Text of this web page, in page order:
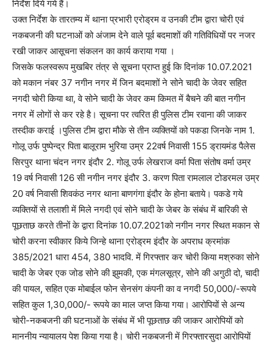
निर्देश दिये गये हैं।
उक्त निर्देश के तारतम्य में थाना प्रभारी एरोड्रम व उनकी टीम द्वारा चोरी एवं
नकबजनी की घटनाओं को अंजाम देने वाले पूर्व बदमाशों की गतिविधियों पर नजर
रखी जाकर आसूचना संकलन का कार्य कराया गया ।
जिसके फलस्वरूप मुखबिर तंत्र से सूचना प्राप्त हुई कि दिनांक 10.07.2021
को मकान नंबर 37 नगीन नगर में जिन बदमाशों ने सोने चादी के जेवर सहित
नगदी चोरी किया था, वे सोने चादी के जेवर कम किमत में बैचने की बात नगीन
नगर में लोगों से कर रहे है। सूचना पर त्वरित ही पुलिस टीम रवाना की जाकर
तस्दीक कराई ।पुलिस टीम द्वारा मौके से तीन व्यक्तियों को पकडा जिनके नाम 1.
गोलू उर्फ पुष्पेन्द्र पिता बालूराम भुरिया उम्र 22वर्ष निवासी 155 ड्रायमंड पैलेस
सिरपुर थाना चंदन नगर इंदौर 2. गोलू उर्फ लेखराज वर्मा पिता संतोष वर्मा उम्र
19 वर्ष निवासी 126 सी नगीन नगर इंदौर 3. करण पिता रामलाल टोडरमल उम्र
20 वर्ष निवासी शिवकंठ नगर थाना बाणगंगा इंदौर के होना बताये। पकडे गये
व्यक्तियों से तलाशी में मिले नगदी एवं सोने चादी के जेबर के संबंध में बारिकी से
पूछताछ करते तीनों के द्वारा दिनांक 10.07.2021को नगीन नगर स्थित मकान से
चोरी करना स्वीकार किये जिन्हे थाना एरोड्रम इंदौर के अपराध क्रमांक
385/2021 धारा 454, 380 भादवि. में गिरफ्तार कर चोरी किया मश्रुका सोने
चादी के जेबर एक जोड सोने की झुमकी, एक मंगलसूत्र, सोने की अगुठी दो, चादी
की पायल, सहित एक मोबाईल फोन सेनसंग कंपनी का व नगदी 50,000/-रूपये
सहित कुल 1,30,000/- रूपये का माल जप्त किया गया। आरोपियों से अन्य
चोरी-नकबजनी की घटनाओं के संबंध में भी पूछताछ की जाकर आरोपियों को
माननीय न्यायालय पेश किया गया है। चोरी नकबजनी में गिरफ्तारसुदा आरोपियों